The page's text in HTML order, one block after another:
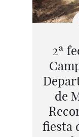
2ª
de
fiesta